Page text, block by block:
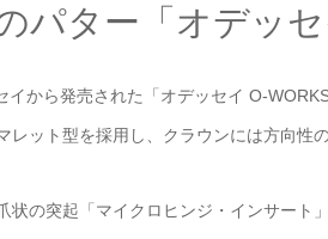
パター「オデッセ
イから発売された「オデッセイ O-
レット型を採用し、クラウンには方向性
状の突起「マイクロヒンジ・インサー